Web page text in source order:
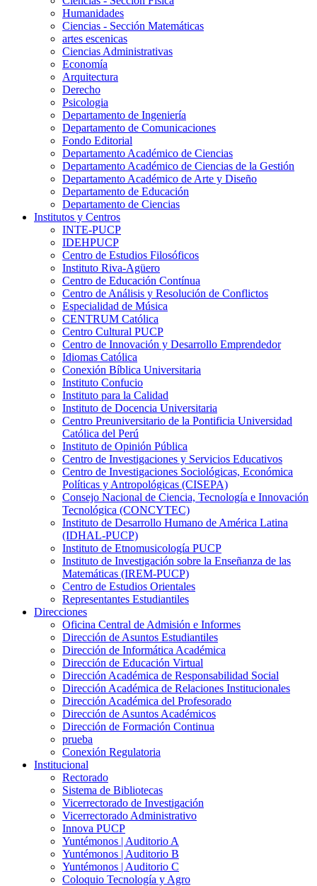
Humanidades
Ciencias - Sección Matemáticas
artes escenicas
Ciencias Administrativas
Economía
Arquitectura
Derecho
Psicologia
Departamento de Ingeniería
Departamento de Comunicaciones
Fondo Editorial
Departamento Académico de Ciencias
Departamento Académico de Ciencias de la Gestión
Departamento Académico de Arte y Diseño
Departamento de Educación
Departamento de Ciencias
Institutos y Centros
INTE-PUCP
IDEHPUCP
Centro de Estudios Filosóficos
Instituto Riva-Agüero
Centro de Educación Contínua
Centro de Análisis y Resolución de Conflictos
Especialidad de Música
CENTRUM Católica
Centro Cultural PUCP
Centro de Innovación y Desarrollo Emprendedor
Idiomas Católica
Conexión Bíblica Universitaria
Instituto Confucio
Instituto para la Calidad
Instituto de Docencia Universitaria
Centro Preuniversitario de la Pontificia Universidad
Católica del Perú
Instituto de Opinión Pública
Centro de Investigaciones y Servicios Educativos
Centro de Investigaciones Sociológicas, Económica
Políticas y Antropológicas (CISEPA)
Consejo Nacional de Ciencia, Tecnología e Innovación
Tecnológica (CONCYTEC)
Instituto de Desarrollo Humano de América Latina
(IDHAL-PUCP)
Instituto de Etnomusicología PUCP
Instituto de Investigación sobre la Enseñanza de las
Matemáticas (IREM-PUCP)
Centro de Estudios Orientales
Representantes Estudiantiles
Direcciones
Oficina Central de Admisión e Informes
Dirección de Asuntos Estudiantiles
Dirección de Informática Académica
Dirección de Educación Virtual
Dirección Académica de Responsabilidad Social
Dirección Académica de Relaciones Institucionales
Dirección Académica del Profesorado
Dirección de Asuntos Académicos
Dirección de Formación Continua
prueba
Conexión Regulatoria
Institucional
Rectorado
Sistema de Bibliotecas
Vicerrectorado de Investigación
Vicerrectorado Administrativo
Innova PUCP
Yuntémonos | Auditorio A
Yuntémonos | Auditorio B
Yuntémonos | Auditorio C
Coloquio Tecnología y Agro